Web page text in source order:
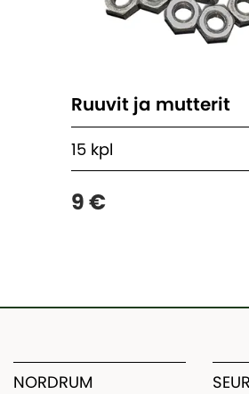
Ruuvit ja mutterit
15 kpl
9 €
NORDRUM